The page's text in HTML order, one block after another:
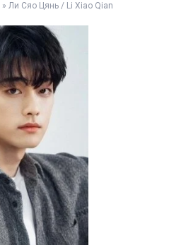
» Ли Сяо Цянь / Li Xiao Qian